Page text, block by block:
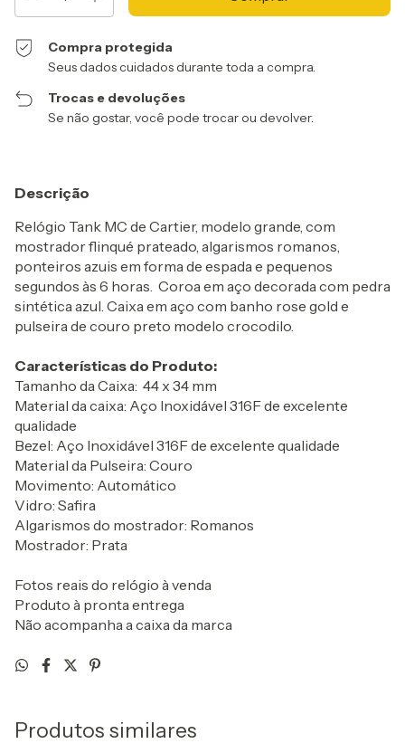
Compra protegida
Seus dados cuidados durante toda a compra.
Trocas e devoluções
Se não gostar, você pode trocar ou devolver.
Descrição
Relógio Tank MC de Cartier, modelo grande, com
mostrador flinqué prateado, algarismos romanos,
ponteiros azuis em forma de espada e pequenos
segundos às 6 horas. Coroa em aço decorada com pedra
sintética azul. Caixa em aço com banho rose gold e
pulseira de couro preto modelo crocodilo.
Características do Produto:
Tamanho da Caixa: 44 x 34 mm
Material da caixa: Aço Inoxidável 316F de excelente
qualidade
Bezel: Aço Inoxidável 316F de excelente qualidade
Material da Pulseira: Couro
Movimento: Automático
Vidro: Safira
Algarismos do mostrador: Romanos
Mostrador: Prata
Fotos reais do relógio à venda
Produto à pronta entrega
Não acompanha a caixa da marca
Produtos similares